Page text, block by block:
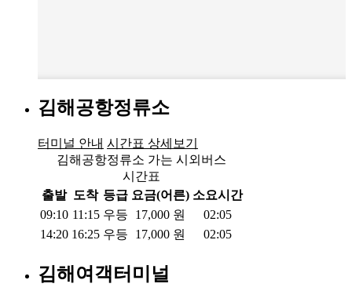
김해공항정류소
터미널 안내 시간표 상세보기
김해공항정류소 가는 시외버스
시간표
출발 도착 등급 요금(어른) 소요시간
09:10 11:15 우등 17,000 원
02:05
14:20 16:25 우등 17,000 원 02:05
김해여객터미널